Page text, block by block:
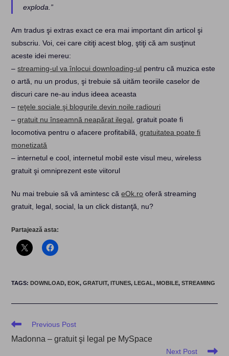
exploda.”
Am tradus şi extras exact ce era mai important din articol şi
subscriu. Voi, cei care citiţi acest blog, ştiţi că am susţinut
aceste idei mereu:
–streaming-ul va înlocui downloading-ul pentru că muzica este
o artă, nu un produs, şi trebuie să uităm teoriile caselor de
discuri care ne-au indus ideea aceasta
– reţele sociale şi blogurile devin noile radiouri
–gratuit nu înseamnă neapărat ilegal , gratuit poate fi
locomotiva pentru o afacere profitabilă,gratuitatea poate fi
monetizată
– internetul e cool, internetul mobil este visul meu, wireless
gratuit şi omniprezent este viitorul
Nu mai trebuie să vă amintesc căeOk.ro oferă streaming
gratuit, legal, social, la un click distanţă, nu?
Partajează asta:
TAGS:DOWNLOAD, EOK, GRATUIT, ITUNES, LEGAL, MOBILE, STREAMING
Read
articles
Previous Post
Madonna – gratuit şi legal pe MySpace
Next Post